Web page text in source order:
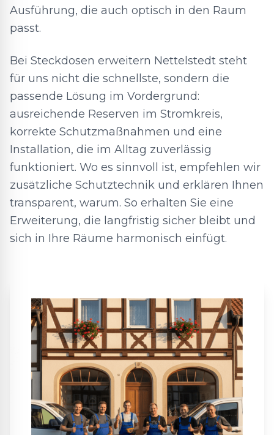
Ausführung, die auch optisch in den Raum
passt.
Bei Steckdosen erweitern Nettelstedt steht
für uns nicht die schnellste, sondern die
passende Lösung im Vordergrund:
ausreichende Reserven im Stromkreis,
korrekte Schutzmaßnahmen und eine
Installation, die im Alltag zuverlässig
funktioniert. Wo es sinnvoll ist, empfehlen wir
zusätzliche Schutztechnik und erklären Ihnen
transparent, warum. So erhalten Sie eine
Erweiterung, die langfristig sicher bleibt und
sich in Ihre Räume harmonisch einfügt.